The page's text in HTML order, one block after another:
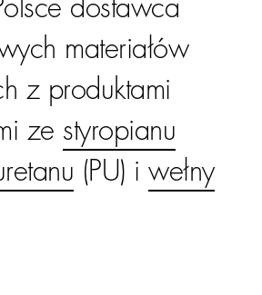
dostawca
materiałów
z produktami
ze styropianu
(PU) i wełny